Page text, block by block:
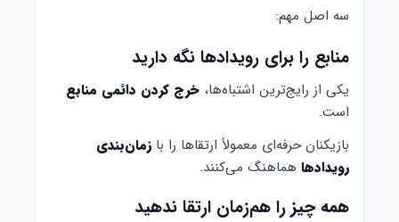
سه اصل مهم:
منابع را برای رویدادها نگه دارید
یکی از رایج‌ترین اشتباه‌ها، خرج کردن دائمی منابع
است.
بازیکنان حرفه‌ای معمولاً ارتقاها را با زمان‌بندی
رویدادها هماهنگ می‌کنند.
همه چیز را هم‌زمان ارتقا ندهید